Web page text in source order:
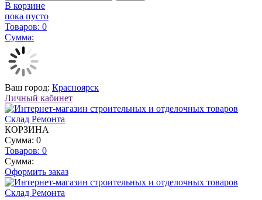
В корзине
пока пусто
Товаров: 0
Сумма:
Ваш город: Красноярск
Личный кабинет
КОРЗИНА
Сумма: 0
Товаров: 0
Сумма:
Оформить заказ